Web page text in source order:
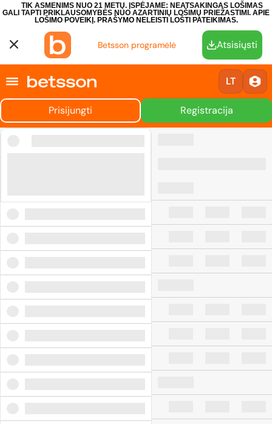
TIK ASMENIMS NUO 21 METŲ. ĮSPĖJAME: NEATSAKINGAS LOŠIMAS
GALI TAPTI PRIKLAUSOMYBĖS NUO AZARTINIŲ LOŠIMŲ PRIEŽASTIMI. APIE
LOŠIMO POVEIKĮ. PRAŠYMO NELEISTI LOŠTI PATEIKIMAS.
Betsson programėlė Atsisiųsti
LT
Prisijungti Registracija